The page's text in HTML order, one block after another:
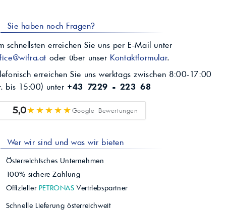
Sie haben noch Fragen?
schnellsten erreichen Sie uns per E-Mail unter
oder über unser Kontaktformular.
erreichen Sie uns werktags zwischen 8:00-17:00
bis 15:00) unter +43 7229 - 223 68
5,0★★★★★Google Bewertungen
Wer wir sind und was wir bieten
Österreichisches Unternehmen
100% sichere Zahlung
Offizieller PETRONAS Vertriebspartner
Schnelle Lieferung österreichweit